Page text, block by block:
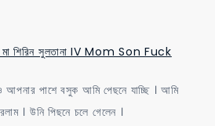
শিরিন সুলতানা IV Mom Son Fuck
আপনার পাশে বসুক আমি পেছনে যাচ্ছি । আমি
। উনি পিছনে চলে গেলেন ।